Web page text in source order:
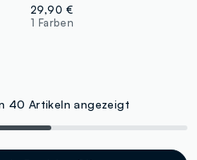
29,90 €
1 Farben
40 Artikeln angezeigt